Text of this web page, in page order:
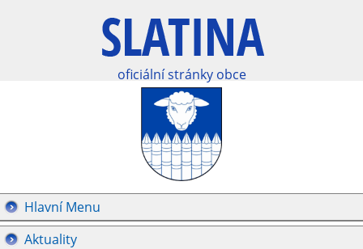
oficiální stránky obce
Hlavní Menu
Aktuality